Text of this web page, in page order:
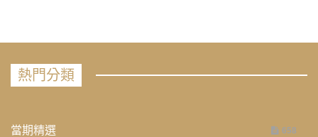
熱門分類
當期精選 658